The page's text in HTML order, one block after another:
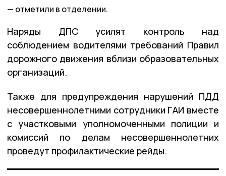
отметили в отделении.
Наряды ДПС усилят контроль над
соблюдением водителями требований Правил
дорожного движения вблизи образовательных
организаций.
Также для предупреждения нарушений ПДД
несовершеннолетними сотрудники ГАИ вместе
с участковыми уполномоченными полиции и
комиссий по делам несовершеннолетних
проведут профилактические рейды.